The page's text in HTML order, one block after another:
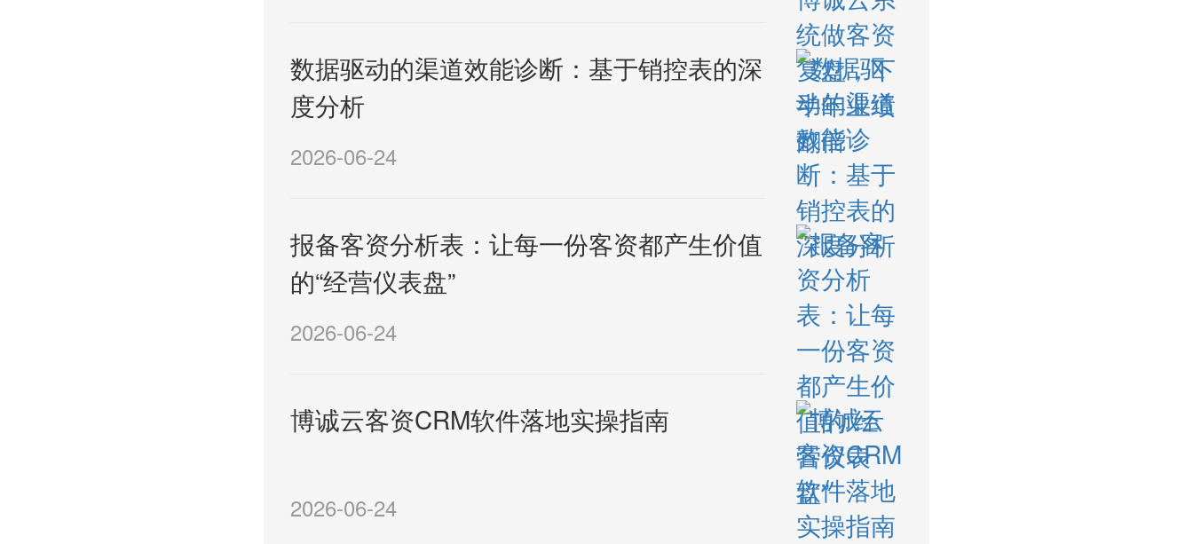
数据驱动的渠道效能诊断：基于销控表的深
度分析
2026-06-24
报备客资分析表：让每一份客资都产生价值
的“经营仪表盘”
2026-06-24
博诚云客资CRM软件落地实操指南
2026-06-24